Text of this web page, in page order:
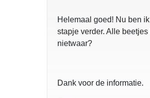
Helemaal goed! Nu ben
stapje verder. Alle beetjes
nietwaar?
Dank voor de informatie.